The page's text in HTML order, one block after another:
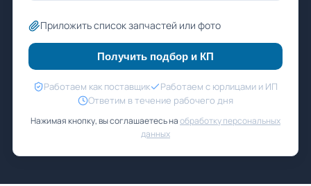
Приложить список запчастей или фото
Получить подбор и КП
Работаем как поставщик
Работаем с юрлицами и ИП
Ответим в течение рабочего дня
Нажимая кнопку, вы соглашаетесь наобработку персональных
данных